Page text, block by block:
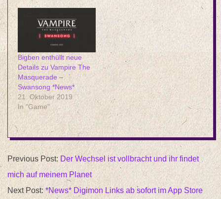
Multiplayer-Combat-
6. August mit der Pre-
Season in den Early
Access auf PC. Es wird
Zeit die Motoren und
den Speedwaaagh zu
starten! Warhammer
40.000: Speed
Freeks wird für eine
begrenzte Zeit in…
Bigben enthüllt neue
Details zu Vampire The
Masquerade –
Swansong *News*
21. Oktober 2019
In "Game"
10-
14
Previous Post: Der Wechsel ist vollbracht und ihr findet
mich auf meinem Planet
Next Post: *News* Digimon Links ab sofort im App Store